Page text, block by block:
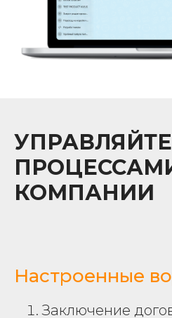
КОМПАНИИ
Настроенные
Заключение